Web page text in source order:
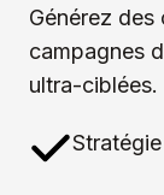
Générez
campagnes
ultra-ciblées.